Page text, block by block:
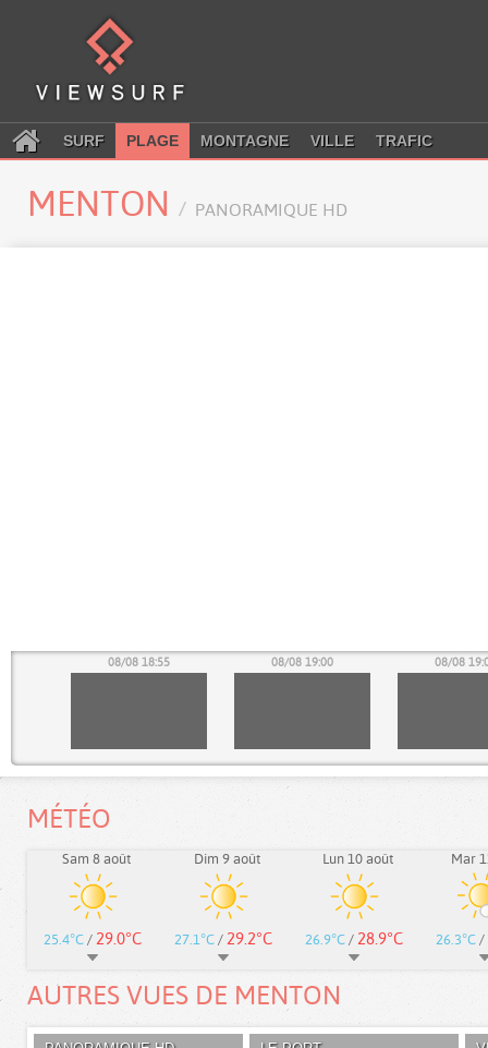
SURF PLAGE MONTAGNE VILLE TRAFIC
MENTON PANORAMIQUE HD
08/08 18:55 08/08 19:00 08/08
MÉTÉO
Sam 8 août
25.4°C / 29.0°C
Dim 9 août
27.1°C / 29.2°C
Lun 10 août
26.9°C / 28.9°C
Mar
26.3°C /
AUTRES VUES DE MENTON